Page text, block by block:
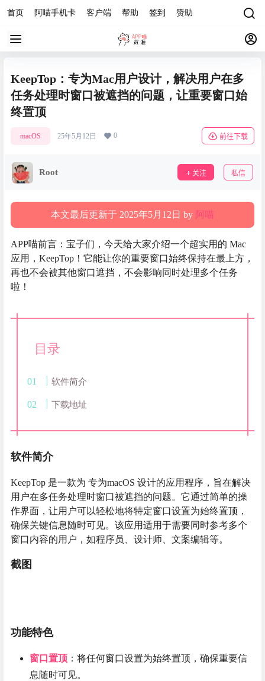
首页 阿喵手机卡 客户端 帮助 签到 赞助
KeepTop：专为Mac用户设计，解决用户在多
任务处理时窗口被遮挡的问题，让重要窗口始
终置顶
macOS 25年5月12日 0 前往下载
Root 关注 私信
本文最后更新于 2025年5月12日 by 阿喵
APP喵前言：宝子们，今天给大家介绍一个超实用的 Mac
应用，KeepTop！它能让你的重要窗口始终保持在最上方，
再也不会被其他窗口遮挡，不会影响同时处理多个任务
啦！
目录
软件简介
下载地址
软件简介
KeepTop 是一款为 专为macOS 设计的应用程序，旨在解决
用户在多任务处理时窗口被遮挡的问题。它通过简单的操
作界面，让用户可以轻松地将特定窗口设置为始终置顶，
确保关键信息随时可见。该应用适用于需要同时参考多个
窗口内容的用户，如程序员、设计师、文案编辑等。
截图
功能特色
窗口置顶 ：将任何窗口设置为始终置顶，确保重要信
息随时可见。